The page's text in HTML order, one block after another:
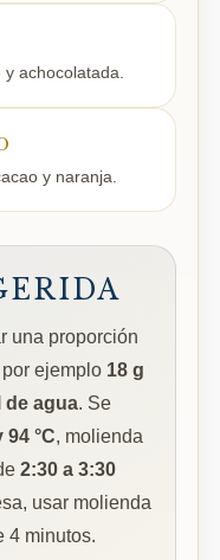
achocolatada.
y naranja.
una proporción
ejemplo 18 g
de agua. Se
94 °C, molienda
2:30 a 3:30
usar molienda
4 minutos.